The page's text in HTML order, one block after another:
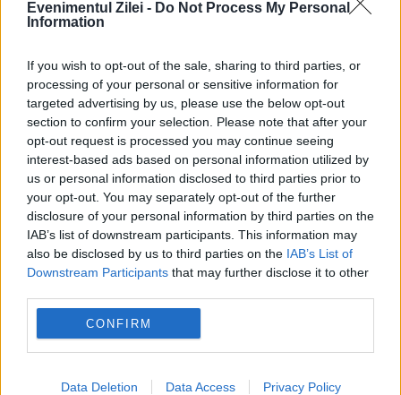
Evenimentul Zilei - Do Not Process My Personal
Information
If you wish to opt-out of the sale, sharing to third parties, or
processing of your personal or sensitive information for
targeted advertising by us, please use the below opt-out
section to confirm your selection. Please note that after your
opt-out request is processed you may continue seeing
interest-based ads based on personal information utilized by
us or personal information disclosed to third parties prior to
your opt-out. You may separately opt-out of the further
disclosure of your personal information by third parties on the
IAB’s list of downstream participants. This information may
also be disclosed by us to third parties on the IAB’s List of
Downstream Participants that may further disclose it to other
CONFIRM
Data Deletion Data Access Privacy Policy
VIDEO. De supărare, și-a aruncat BMW-
ul în râu! Care a fost motivul
13 AUGUST 2019
Un indian a fost așa de supărat pe părinții
săi că nu a primit mașina visată, încât a
aruncat-o în râu pe cea primită. Tânărul
primise în dar de ziua...